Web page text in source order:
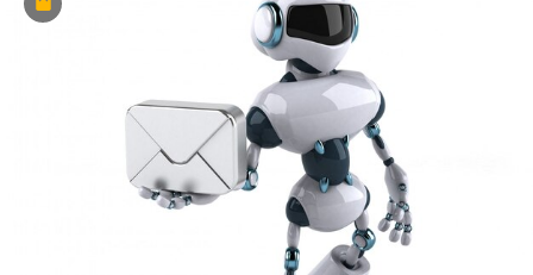
Premium